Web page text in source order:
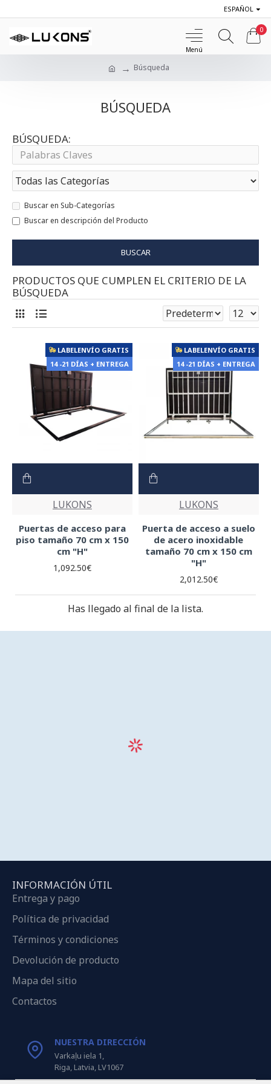
ESPAÑOL
0
Búsqueda
BÚSQUEDA
BÚSQUEDA:
Buscar en Sub-Categorías
Buscar en descripción del Producto
BUSCAR
PRODUCTOS QUE CUMPLEN EL CRITERIO DE LA
BÚSQUEDA
LABELENVÍO GRATIS
14 -21 DÍAS + ENTREGA
LUKONS
Puertas de acceso para
piso tamaño 70 cm x 150
cm "H"
1,092.50€
LABELENVÍO GRATIS
14 -21 DÍAS + ENTREGA
LUKONS
Puerta de acceso a suelo
de acero inoxidable
tamaño 70 cm x 150 cm
"H"
2,012.50€
Has llegado al final de la lista.
INFORMACIÓN ÚTIL
Entrega y pago
Política de privacidad
Términos y condiciones
Devolución de producto
Mapa del sitio
Contactos
NUESTRA DIRECCIÓN
Varkaļu iela 1,
Riga, Latvia, LV1067